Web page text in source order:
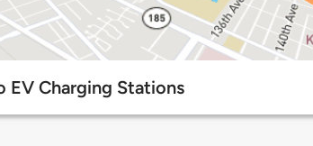
EV Charging Stations